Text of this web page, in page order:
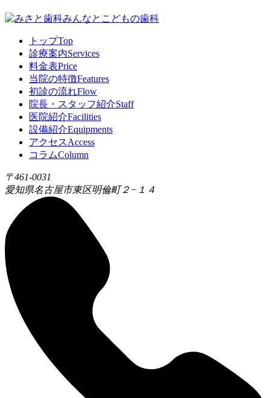
トップTop
診療案内Services
料金表Price
当院の特徴Features
初診の流れFlow
院長・スタッフ紹介Staff
医院紹介Facilities
設備紹介Equipments
アクセスAccess
コラムColumn
〒461-0031
愛知県名古屋市東区明倫町２−１４